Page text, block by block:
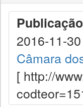
2016-11-30
Câmara
[ http://